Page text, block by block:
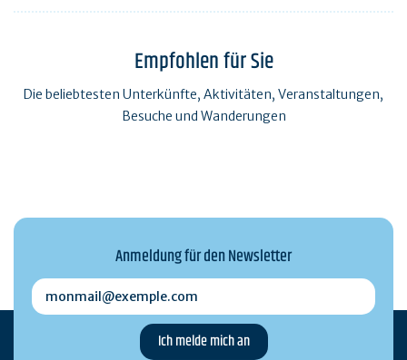
Empfohlen für Sie
Die beliebtesten Unterkünfte, Aktivitäten, Veranstaltungen,
Besuche und Wanderungen
Anmeldung für den Newsletter
monmail@exemple.com